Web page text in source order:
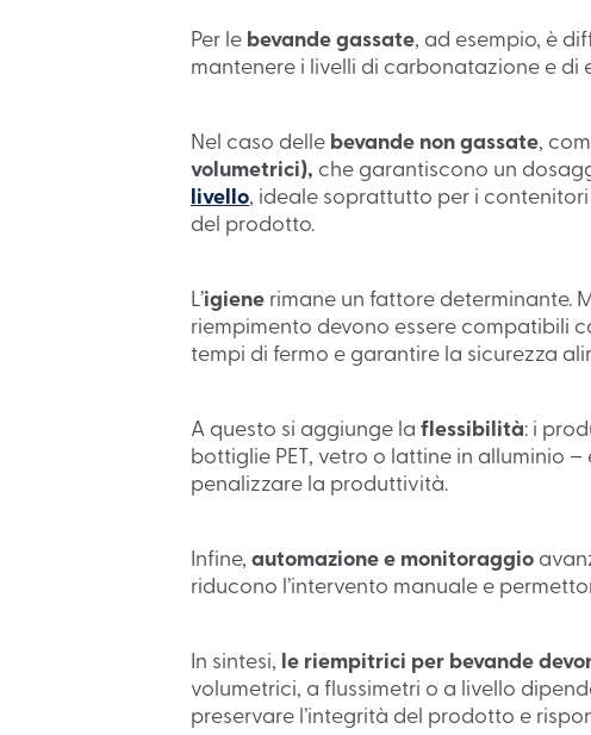
Per le bevande gassate, ad esempio, è
mantenere i livelli di carbonatazione e di
Nel caso delle bevande non gassate,
volumetrici), che garantiscono un
livello, ideale soprattutto per i
del prodotto.
L’igiene rimane un fattore determinante.
riempimento devono essere compatibili
tempi di fermo e garantire la sicurezza
A questo si aggiunge la flessibilità: i
bottiglie PET, vetro o lattine in alluminio
penalizzare la produttività.
Infine, automazione e monitoraggio
riducono l’intervento manuale e
In sintesi, le riempitrici per bevande
volumetrici, a flussimetri o a livello
preservare l’integrità del prodotto e